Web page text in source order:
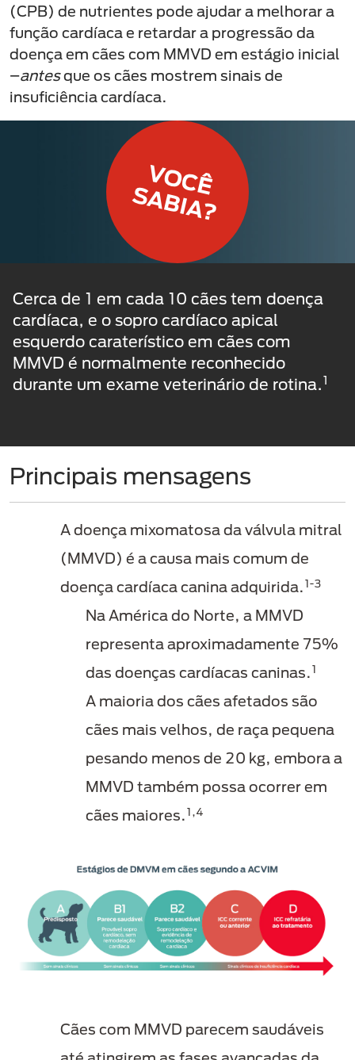
(CPB) de nutrientes pode ajudar a melhorar a
função cardíaca e retardar a progressão da
doença em cães com MMVD em estágio inicial
–antesque os cães mostrem sinais de
insuficiência cardíaca.
Cerca de 1 em cada 10 cães tem doença
cardíaca, e o sopro cardíaco apical
esquerdo caraterístico em cães com
MMVD é normalmente reconhecido
durante um exame veterinário de rotina.1
Principais mensagens
A doença mixomatosa da válvula mitral
(MMVD) é a causa mais comum de
doença cardíaca canina adquirida.1-3
Na América do Norte, a MMVD
representa aproximadamente 75%
das doenças cardíacas caninas.1
A maioria dos cães afetados são
cães mais velhos, de raça pequena
pesando menos de 20 kg, embora a
MMVD também possa ocorrer em
cães maiores.1,4
Cães com MMVD parecem saudáveis